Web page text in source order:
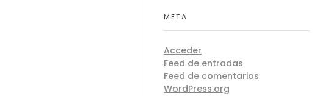
META
Acceder
Feed de entradas
Feed de comentarios
WordPress.org